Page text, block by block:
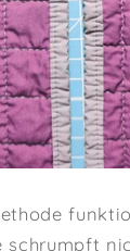
schrumpft